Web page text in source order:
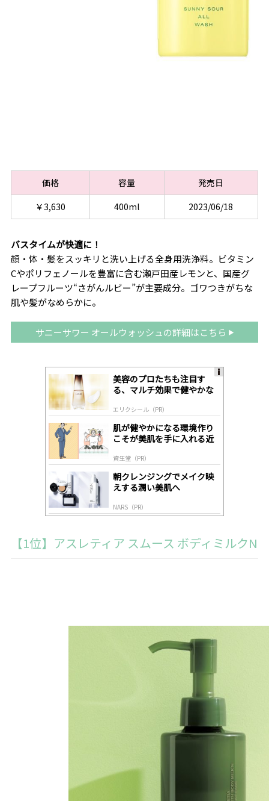
価格 容量
発売日
￥3,630
400ml 2023/06/18
バスタイムが快適に！
顔・体・髪をスッキリと洗い上げる全身用洗浄料。ビタミン
Cやポリフェノールを豊富に含む瀬戸田産レモンと、国産グ
レープフルーツ“さがんルビー”が主要成分。ゴワつきがちな
肌や髪がなめらかに。
サニーサワー オールウォッシュの詳細はこちら
美容のプロたちも注目す
る、マルチ効果で健やかな
エリクシール（PR）
肌が健やかになる環境作り
こそが美肌を手に入れる近
資生堂（PR）
朝クレンジングでメイク映
えする潤い美肌へ
NARS（PR）
【1位】アスレティア スムース ボディミルクN